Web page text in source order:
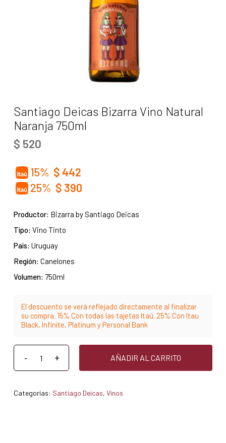
Santiago Deicas Bizarra Vino Natural
Naranja 750ml
$ 520
15% $ 442
25% $ 390
Productor: Bizarra by Santiago Deicas
Tipo: Vino Tinto
País: Uruguay
Región: Canelones
Volumen: 750ml
El descuento se verá reflejado directamente al finalizar
su compra. 15% Con todas las tajetas Itaú. 25% Con Itau
Black, Infinite, Platinum y Personal Bank
AÑADIR AL CARRITO
Categorías: Santiago Deicas, Vinos